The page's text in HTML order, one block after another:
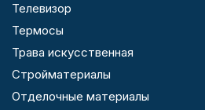
Телевизор
Термосы
Трава искусственная
Стройматериалы
Отделочные материалы